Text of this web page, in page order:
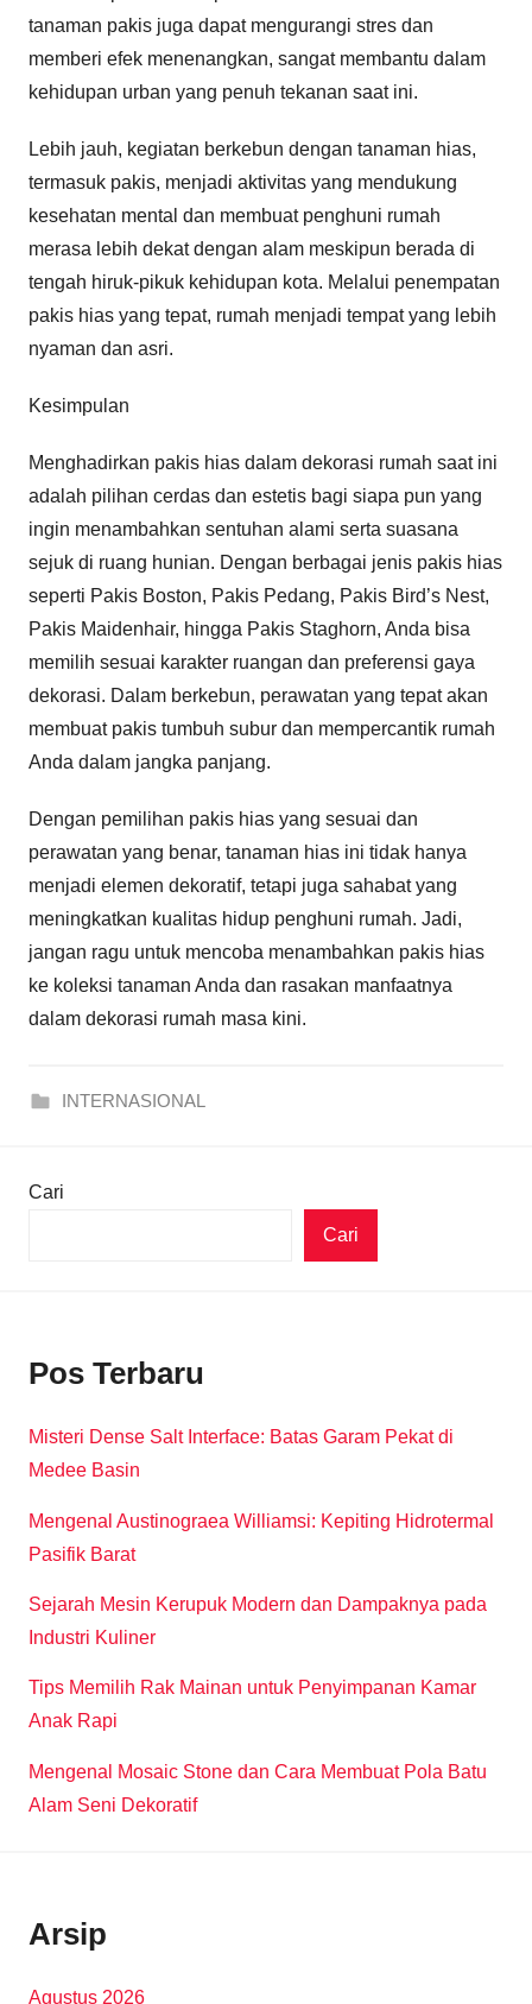
tanaman pakis juga dapat mengurangi stres dan
memberi efek menenangkan, sangat membantu dalam
kehidupan urban yang penuh tekanan saat ini.
Lebih jauh, kegiatan berkebun dengan tanaman hias,
termasuk pakis, menjadi aktivitas yang mendukung
kesehatan mental dan membuat penghuni rumah
merasa lebih dekat dengan alam meskipun berada di
tengah hiruk-pikuk kehidupan kota. Melalui penempatan
pakis hias yang tepat, rumah menjadi tempat yang lebih
nyaman dan asri.
Kesimpulan
Menghadirkan pakis hias dalam dekorasi rumah saat ini
adalah pilihan cerdas dan estetis bagi siapa pun yang
ingin menambahkan sentuhan alami serta suasana
sejuk di ruang hunian. Dengan berbagai jenis pakis hias
seperti Pakis Boston, Pakis Pedang, Pakis Bird’s Nest,
Pakis Maidenhair, hingga Pakis Staghorn, Anda bisa
memilih sesuai karakter ruangan dan preferensi gaya
dekorasi. Dalam berkebun, perawatan yang tepat akan
membuat pakis tumbuh subur dan mempercantik rumah
Anda dalam jangka panjang.
Dengan pemilihan pakis hias yang sesuai dan
perawatan yang benar, tanaman hias ini tidak hanya
menjadi elemen dekoratif, tetapi juga sahabat yang
meningkatkan kualitas hidup penghuni rumah. Jadi,
jangan ragu untuk mencoba menambahkan pakis hias
ke koleksi tanaman Anda dan rasakan manfaatnya
dalam dekorasi rumah masa kini.
INTERNASIONAL
Cari
Cari
Pos Terbaru
Misteri Dense Salt Interface: Batas Garam Pekat di
Medee Basin
Mengenal Austinograea Williamsi: Kepiting Hidrotermal
Pasifik Barat
Sejarah Mesin Kerupuk Modern dan Dampaknya pada
Industri Kuliner
Tips Memilih Rak Mainan untuk Penyimpanan Kamar
Anak Rapi
Mengenal Mosaic Stone dan Cara Membuat Pola Batu
Alam Seni Dekoratif
Arsip
Agustus 2026